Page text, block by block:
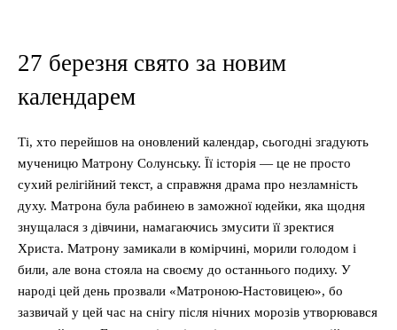
27 березня свято за новим
календарем
Ті, хто перейшов на оновлений календар, сьогодні згадують
мученицю Матрону Солунську. Її історія — це не просто
сухий релігійний текст, а справжня драма про незламність
духу. Матрона була рабинею в заможної юдейки, яка щодня
знущалася з дівчини, намагаючись змусити її зректися
Христа. Матрону замикали в комірчині, морили голодом і
били, але вона стояла на своєму до останнього подиху. У
народі цей день прозвали «Матроною-Настовицею», бо
зазвичай у цей час на снігу після нічних морозів утворювався